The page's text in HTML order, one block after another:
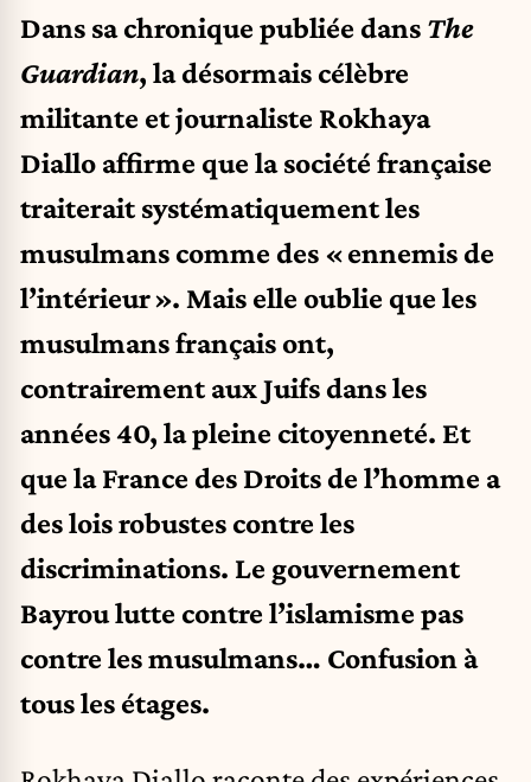
Dans sa chronique publiée dans The
Guardian, la désormais célèbre
militante et journaliste Rokhaya
Diallo affirme que la société française
traiterait systématiquement les
musulmans comme des « ennemis de
l’intérieur ». Mais elle oublie que les
musulmans français ont,
contrairement aux Juifs dans les
années 40, la pleine citoyenneté. Et
que la France des Droits de l’homme a
des lois robustes contre les
discriminations. Le gouvernement
Bayrou lutte contre l’islamisme pas
contre les musulmans… Confusion à
tous les étages.